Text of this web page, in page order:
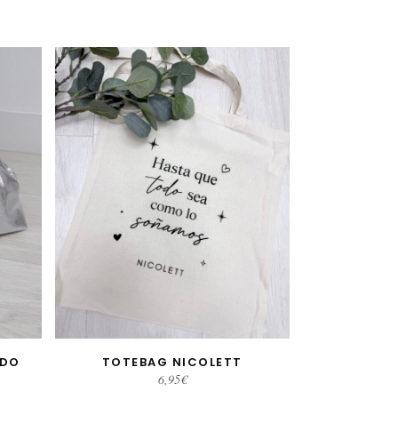
AÑADIR AL CARRITO
TOTEBAG NICOLETT
6,95€